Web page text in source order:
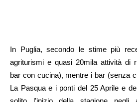
In Puglia, secondo le stime più
agriturismi e quasi 20mila attività di
bar con cucina), mentre i bar (senza
La Pasqua e i ponti del 25 Aprile e